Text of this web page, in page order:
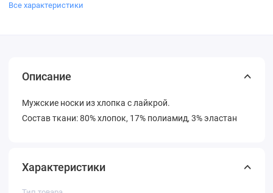
Все характеристики
Описание
Mужские носки из хлопка с лайкрой.
Состав ткани: 80% хлопок, 17% полиамид, 3% эластан
Характеристики